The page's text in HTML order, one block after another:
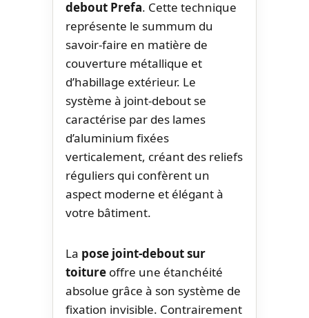
debout Prefa. Cette technique
représente le summum du
savoir-faire en matière de
couverture métallique et
d’habillage extérieur. Le
système à joint-debout se
caractérise par des lames
d’aluminium fixées
verticalement, créant des reliefs
réguliers qui confèrent un
aspect moderne et élégant à
votre bâtiment.
La pose joint-debout sur
toiture offre une étanchéité
absolue grâce à son système de
fixation invisible. Contrairement